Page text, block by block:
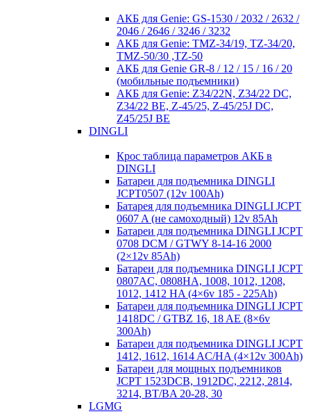
АКБ для Genie: GS-1530 / 2032 / 2632 /
2046 / 2646 / 3246 / 3232
АКБ для Genie: TMZ-34/19, TZ-34/20,
TMZ-50/30 ,TZ-50
АКБ для Genie GR-8 / 12 / 15 / 16 / 20
(мобильные подъемники)
АКБ для Genie: Z34/22N, Z34/22 DC,
Z34/22 BE, Z-45/25, Z-45/25J DC,
Z45/25J BE
DINGLI
Крос таблица параметров АКБ в
DINGLI
Батареи для подъемника DINGLI
JCPT0507 (12v 100Ah)
Батарея для подъемника DINGLI JCPT
0607 A (не самоходный) 12v 85Ah
Батареи для подъемника DINGLI JCPT
0708 DCM / GTWY 8-14-16 2000
(2×12v 85Ah)
Батареи для подъемника DINGLI JCPT
0807AC, 0808HA, 1008, 1012, 1208,
1012, 1412 HA (4×6v 185 - 225Ah)
Батареи для подъемника DINGLI JCPT
1418DC / GTBZ 16, 18 AE (8×6v
300Ah)
Батареи для подъемника DINGLI JCPT
1412, 1612, 1614 AC/HA (4×12v 300Ah)
Батареи для мощных подъемников
JCPT 1523DCB, 1912DC, 2212, 2814,
3214, BT/BA 20-28, 30
LGMG